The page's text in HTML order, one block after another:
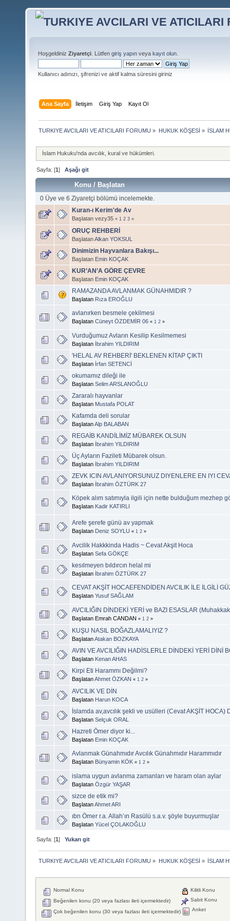
Hoşgeldiniz Ziyaretçi . Lütfen giriş yapın veya kayıt olun
Kullanıcı adınızı, şifrenizi ve aktif kalma süresini giriniz
Ana Sayfa İletişim Giriş Yap Kayıt Ol
TURKIYE AVCILARI VE ATICILARI FORUMU » HUKUK KÖŞESİ » İSLAM
İslam Hukuku'nda avcılık, kural ve hükümleri.
Sayfa: [1]Aşağı git
Konu / Başlatan
0 Üye ve 6 Ziyaretçi bölümü incelemekte.
Kuran-ı Kerim'de Av
Başlatan vezy35 « 1 2 3 »
ORUÇ REHBERİ
BaşlatanAlkan YOKSUL
Dinimizin Hayvanlara Bakışı...
Başlatan Emin KOÇAK
KUR’AN’A GÖRE ÇEVRE
Başlatan Emin KOÇAK
RAMAZANDA AVLANMAK GÜNAHMIDIR ?
Başlatan Rıza EROĞLU
avlanırken besmele çekilmesi
Başlatan Cüneyt ÖZDEMİR 06 « 1 2 »
Vurduğumuz Avların Kesilip Kesilmemesi
Başlatan İbrahim YILDIRIM
'HELAL AV REHBERİ' BEKLENEN KİTAP ÇIKTI
Başlatan İrfan SETENCİ
okumamız dileği ile
Başlatan Selim ARSLANOĞLU
Zararalı hayvanlar
Başlatan Mustafa POLAT
Kafamda deli sorular
BaşlatanAlp BALABAN
REGAİB KANDİLİMİZ MÜBAREK OLSUN
Başlatan İbrahim YILDIRIM
Üç Ayların Fazileti Mübarek olsun.
Başlatan İbrahim YILDIRIM
ZEVK ICIN AVLANIYORSUNUZ DIYENLERE EN IYI
Başlatan İbrahim ÖZTÜRK 27
Köpek alım satımıyla ilgili için nette bulduğum mezhep
Başlatan Kadir KATIRLI
Arefe şerefe günü av yapmak
Başlatan Deniz SOYLU « 1 2 »
Avcilik Hakkkinda Hadis ~ Cevat Akşit Hoca
Başlatan Sefa GÖKÇE
kesılmeyen bıldırcın helal mi
Başlatan İbrahim ÖZTÜRK 27
CEVAT AKŞİT HOCAEFENDİDEN AVCILIK İLE İLGİLİ
Başlatan Yusuf SAĞLAM
AVCILIĞIN DİNDEKİ YERİ ve BAZI ESASLAR
Başlatan Emrah CANDAN « 1 2 »
KUŞU NASIL BOĞAZLAMALIYIZ ?
BaşlatanAtakan BOZKAYA
AVIN VE AVCILIĞIN HADİSLERLE DİNDEKİ YERİ DİNİ
Başlatan Kenan AHAS
Kirpi Eti Harammı Değilmi?
BaşlatanAhmet ÖZKAN « 1 2 »
AVCILIK VE DİN
Başlatan Harun KOCA
İslamda av,avcılık şekli ve usülleri (Cevat AKŞİT HOCA)
Başlatan Selçuk ORAL
Hazreti Ömer diyor ki...
Başlatan Emin KOÇAK
Avlanmak Günahmıdır Avcılık Günahmıdır Harammıdır
Başlatan Bünyamin KÖK « 1 2 »
islama uygun avlanma zamanları ve haram olan aylar
Başlatan Özgür YAŞAR
sizce de etik mi?
BaşlatanAhmet ARI
ıbn Ömer r.a. Allah’ın Rasülü s.a.v. şöyle buyurmuşlar
Başlatan Yücel ÇOLAKOĞLU
Sayfa: [1]Yukarı git
TURKIYE AVCILARI VE ATICILARI FORUMU » HUKUK KÖŞESİ » İSLAM
Normal Konu
Beğenilen konu (20 veya fazlası ileti içermektedir)
Çok beğenilen konu (30 veya fazlası ileti içermektedir)
Kilitli Konu
Sabit Konu
Anket